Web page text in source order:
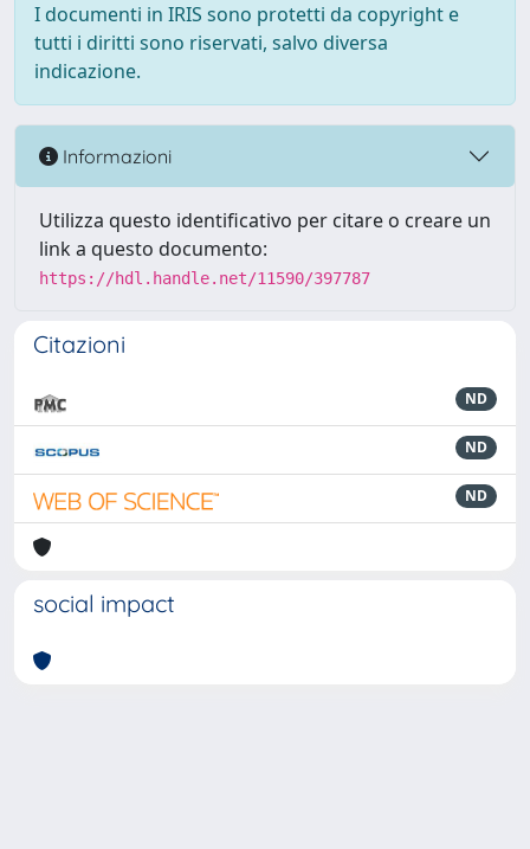
I documenti in IRIS sono protetti da copyright e
tutti i diritti sono riservati, salvo diversa
indicazione.
Informazioni
Utilizza questo identificativo per citare o creare un
link a questo documento:
https://hdl.handle.net/11590/397787
Citazioni
ND
ND
ND
social impact